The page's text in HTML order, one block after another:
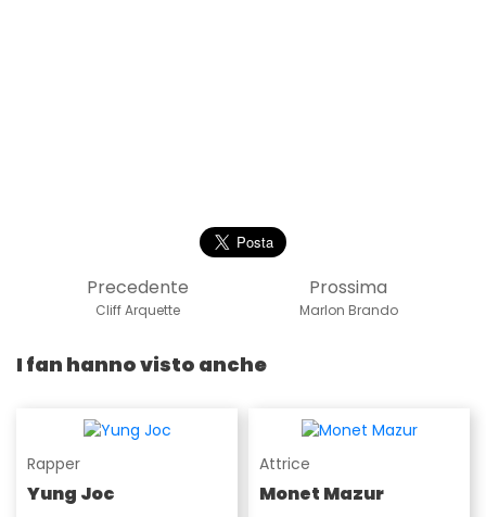
Prossima
Marlon Brando
Precedente
Cliff Arquette
I fan hanno visto anche
Rapper
Yung Joc
Attrice
Monet Mazur